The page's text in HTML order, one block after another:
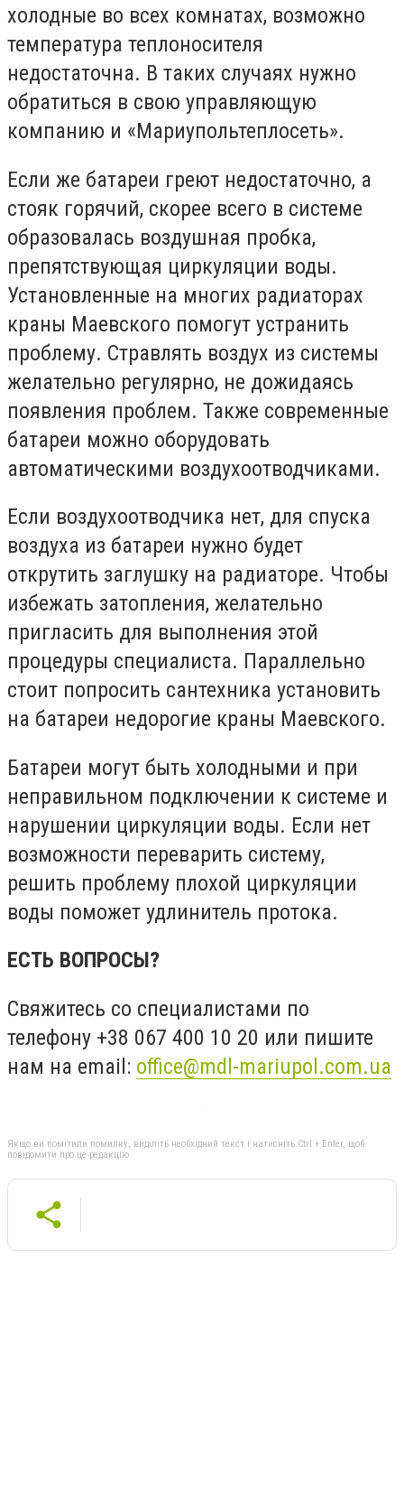
холодные во всех комнатах, возможно
температура теплоносителя
недостаточна. В таких случаях нужно
обратиться в свою управляющую
компанию и «Мариупольтеплосеть».
Если же батареи греют недостаточно, а
стояк горячий, скорее всего в системе
образовалась воздушная пробка,
препятствующая циркуляции воды.
Установленные на многих радиаторах
краны Маевского помогут устранить
проблему. Стравлять воздух из системы
желательно регулярно, не дожидаясь
появления проблем. Также современные
батареи можно оборудовать
автоматическими воздухоотводчиками.
Если воздухоотводчика нет, для спуска
воздуха из батареи нужно будет
открутить заглушку на радиаторе. Чтобы
избежать затопления, желательно
пригласить для выполнения этой
процедуры специалиста. Параллельно
стоит попросить сантехника установить
на батареи недорогие краны Маевского.
Батареи могут быть холодными и при
неправильном подключении к системе и
нарушении циркуляции воды. Если нет
возможности переварить систему,
решить проблему плохой циркуляции
воды поможет удлинитель протока.
ЕСТЬ ВОПРОСЫ?
Свяжитесь со специалистами по
телефону +38 067 400 10 20 или пишите
нам на email: office@mdl-mariupol.com.ua
Якщо ви помітили помилку, виділіть необхідний текст і натисніть Ctrl + Enter, щоб
повідомити про це редакцію